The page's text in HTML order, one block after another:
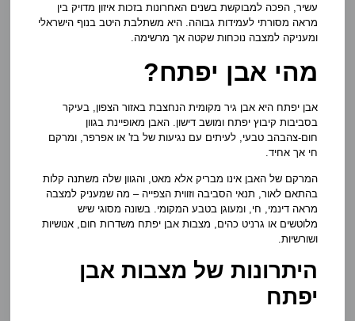
עשיר, הפכה למבוקשת בשנים האחרונות בזכות איזון מדויק בין
מראה מסורתי לעמידות גבוהה. היא משתלבת היטב בנוף הישראלי
ומעניקה למצבה נוכחות שקטה אך מרשימה.
מהי אבן יפתח?
אבן יפתח היא אבן גיר מקומית הנחצבת באזור הצפון, בעיקר
בסביבות קיבוץ יפתח ומושב דישון. האבן מאופיינת בגוון
חום-צהבהב טבעי, לעיתים עם נגיעות של בז' או אפרפר, ומרקם
חי אך אחיד.
המרקם של האבן אינו מבריק אלא מאט, והגוון שלה משתנה קלות
בהתאם לאור, תנאי הסביבה וזווית הצפייה – מה שמעניק למצבה
מראה דינמי, חי, ומעוגן בטבע המקומי. בשונה מסוגי שיש
מלוטשים או גרניט כהים, מצבות אבן יפתח משדרות חום, אנושיות
ושורשיות.
היתרונות של מצבות אבן
יפתח